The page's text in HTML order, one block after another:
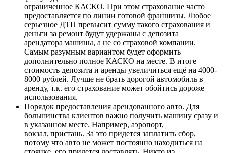
ограниченное КАСКО. При этом страхование часто
предоставляется по линии готовой франшизы. Любое
серьезное ДТП превысит сумму такого страхования и
деньги за ремонт будут удержаны с депозита
арендатора машины, а не со страховой компании.
Самым разумным вариантом будет оформить
дополнительно полное КАСКО на месте. В итоге
стоимость депозита и аренды увеличиться ещё на 4000-
8000 рублей. Лучше не брать дорогой автомобиль в
аренду, т.к. его страхование может обойтись дороже
использования.
Порядок предоставления арендованного авто. Для
большинства клиентов важно получить машину сразу и
в указанном месте. Например, аэропорт,
вокзал, пристань. За это придется заплатить сбор,
потому что авто не может постоянно находиться на